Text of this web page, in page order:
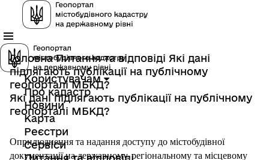
Користувачам
Про кадастр
Новини
Карта
Реєстри
Сервіси
ГоловнаПитання та відповіді Які дані
підлягають публікації на публічному
геопорталі МБКД?
Які дані підлягають публікації на публічному
геопорталі МБКД?
Оприлюднення та надання доступу до містобудівної
документації на державному, регіональному та місцевому